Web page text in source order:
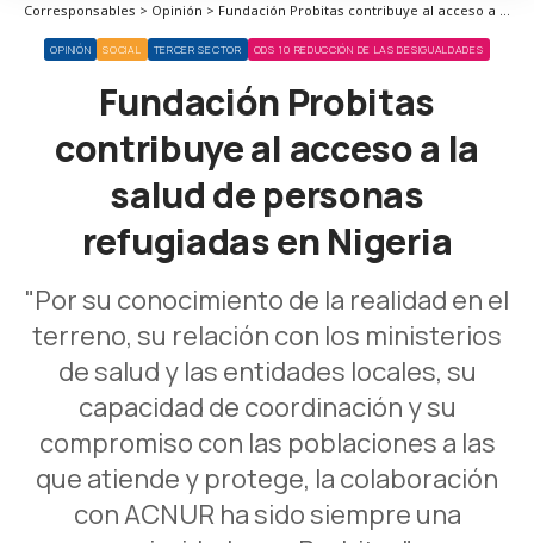
Corresponsables > Opinión > Fundación Probitas contribuye al acceso a la salud de personas refugiadas en Nigeria
OPINIÓN SOCIAL TERCER SECTOR ODS 10 REDUCCIÓN DE LAS DESIGUALDADES
Fundación Probitas
contribuye al acceso a la
salud de personas
refugiadas en Nigeria
"Por su conocimiento de la realidad en el
terreno, su relación con los ministerios
de salud y las entidades locales, su
capacidad de coordinación y su
compromiso con las poblaciones a las
que atiende y protege, la colaboración
con ACNUR ha sido siempre una